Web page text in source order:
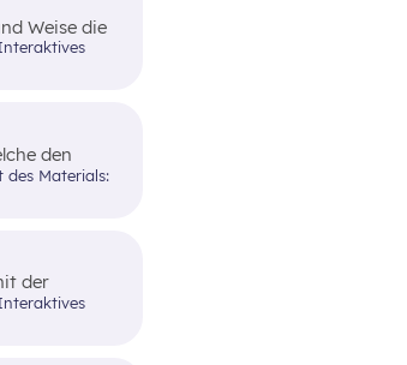
Weise die
Bargeld.
den
der
bessere